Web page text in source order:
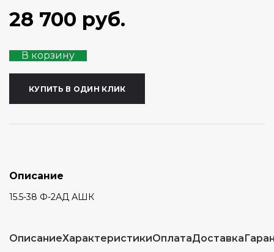
28 700 руб.
В корзину
КУПИТЬ В ОДИН КЛИК
Описание
15.5-38 Ф-2АД АШК
ОписаниеХарактеристикиОплатаДоставка